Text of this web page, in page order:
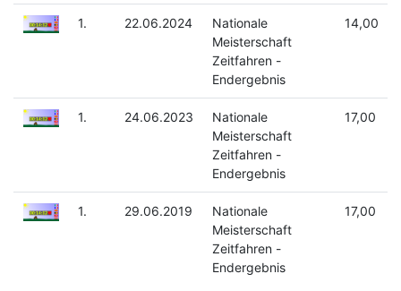
1. 22.06.2024
Nationale
Meisterschaft
Zeitfahren -
Endergebnis
14,00
1. 24.06.2023
Nationale
Meisterschaft
Zeitfahren -
Endergebnis
17,00
1. 29.06.2019
Nationale
Meisterschaft
Zeitfahren -
Endergebnis
17,00